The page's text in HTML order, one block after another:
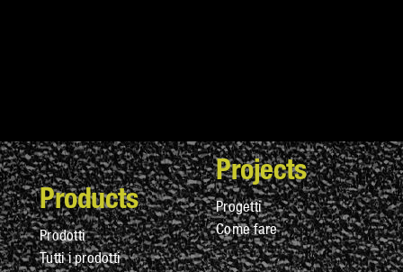
Products
Prodotti
Tutti i prodotti
Projects
Progetti
Come fare